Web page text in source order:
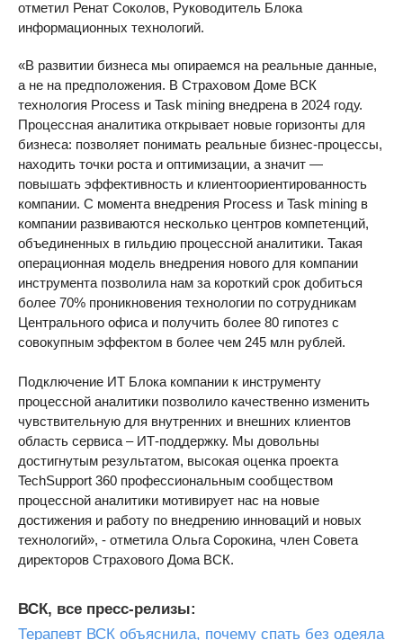
отметил Ренат Соколов, Руководитель Блока
информационных технологий.
«В развитии бизнеса мы опираемся на реальные данные,
а не на предположения. В Страховом Доме ВСК
технология Process и Task mining внедрена в 2024 году.
Процессная аналитика открывает новые горизонты для
бизнеса: позволяет понимать реальные бизнес-процессы,
находить точки роста и оптимизации, а значит —
повышать эффективность и клиентоориентированность
компании. С момента внедрения Process и Task mining в
компании развиваются несколько центров компетенций,
объединенных в гильдию процессной аналитики. Такая
операционная модель внедрения нового для компании
инструмента позволила нам за короткий срок добиться
более 70% проникновения технологии по сотрудникам
Центрального офиса и получить более 80 гипотез с
совокупным эффектом в более чем 245 млн рублей.
Подключение ИТ Блока компании к инструменту
процессной аналитики позволило качественно изменить
чувствительную для внутренних и внешних клиентов
область сервиса – ИТ-поддержку. Мы довольны
достигнутым результатом, высокая оценка проекта
TechSupport 360 профессиональным сообществом
процессной аналитики мотивирует нас на новые
достижения и работу по внедрению инноваций и новых
технологий», - отметила Ольга Сорокина, член Совета
директоров Страхового Дома ВСК.
ВСК, все пресс-релизы:
Терапевт ВСК объяснила, почему спать без одеяла